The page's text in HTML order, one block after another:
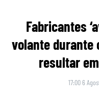
Fabricantes
volante durante
resultar
17:00 6